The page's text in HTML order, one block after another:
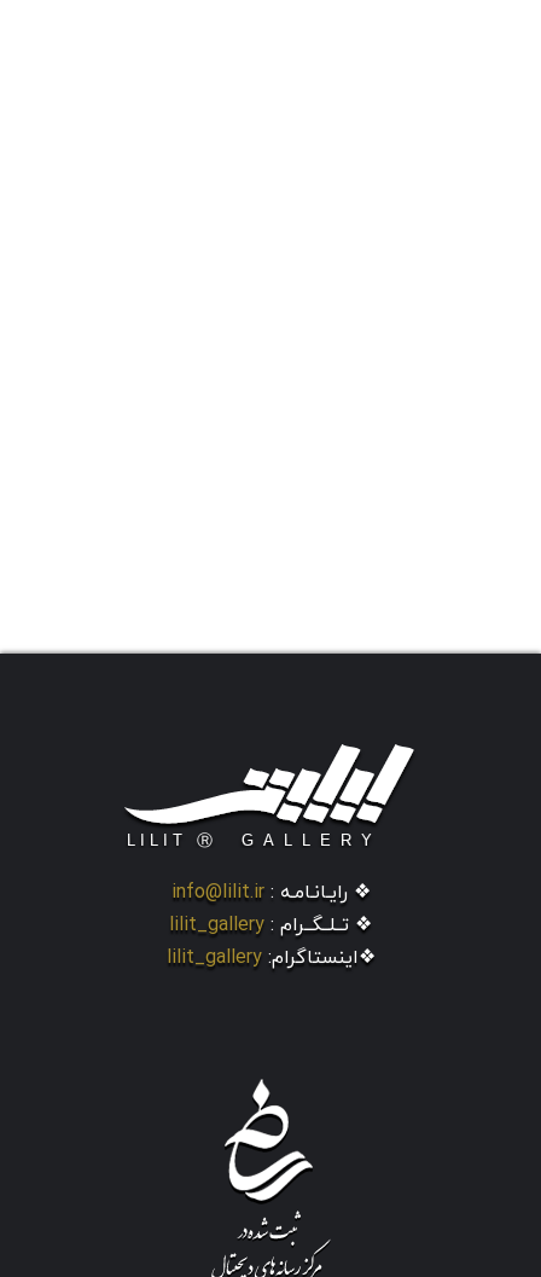
❖ رایـانـامـه : info@lilit.ir
❖ تــلــگــرام : lilit_gallery
❖اینستاگرام: lilit_gallery